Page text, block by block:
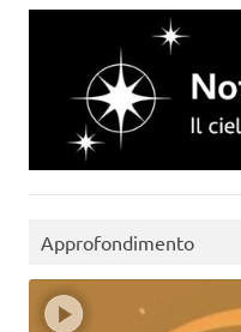
Approfondimento